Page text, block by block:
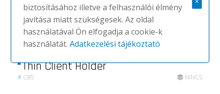
Thin Client Holder
# CBS NINCS
biztosításához illetve a felhasználói élmény
javítása miatt szükségesek. Az oldal
használatával Ön elfogadja a cookie-k
használatát.Adatkezelési tájékoztató